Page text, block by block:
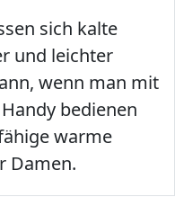
sich kalte
und leichter
wenn man mit
bedienen
warme
Damen.